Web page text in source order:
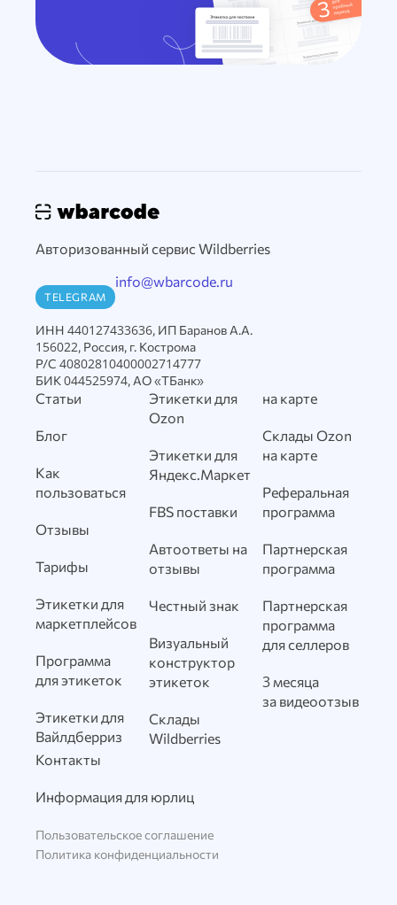
Авторизованный сервис Wildberries
TELEGRAM
info@wbarcode.ru
ИНН 440127433636, ИП Баранов А.А.
156022, Россия, г. Кострома
Р/С 40802810400002714777
БИК 044525974, АО «ТБанк»
Статьи
Блог
Как
пользоваться
Отзывы
Тарифы
Этикетки для
маркетплейсов
Программа
для этикеток
Этикетки для
Вайлдберриз
Этикетки для
Ozon
Этикетки для
Яндекс.Маркет
FBS поставки
Автоответы на
отзывы
Честный знак
Визуальный
конструктор
этикеток
Склады
Wildberries
на карте
Склады Ozon
на карте
Реферальная
программа
Партнерская
программа
Партнерская
программа
для селлеров
3 месяца
за видеоотзыв
Контакты
Информация для юрлиц
Пользовательское соглашение
Политика конфиденциальности